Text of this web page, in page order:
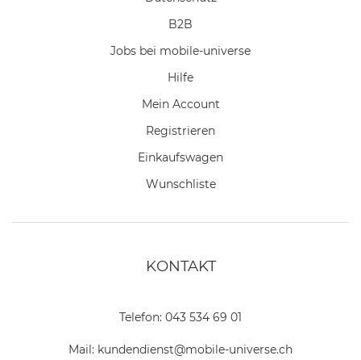
B2B
Jobs bei mobile-universe
Hilfe
Mein Account
Registrieren
Einkaufswagen
Wunschliste
KONTAKT
Telefon: 043 534 69 01
Mail: kundendienst@mobile-universe.ch